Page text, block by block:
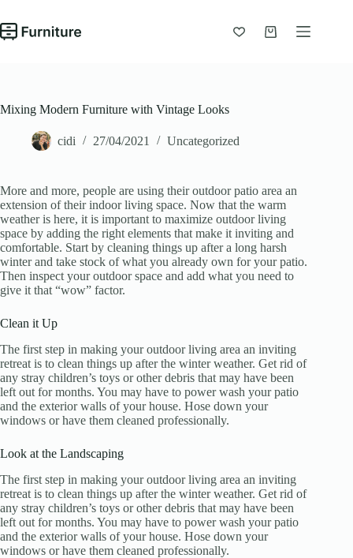
đến
phần
Giỏ
Mixing Modern Furniture with Vintage Looks
cidi 27/04/2021 Uncategorized
More and more, people are using their outdoor patio area an
extension of their indoor living space. Now that the warm
weather is here, it is important to maximize outdoor living
space by adding the right elements that make it inviting and
comfortable. Start by cleaning things up after a long harsh
winter and take stock of what you already own for your patio.
Then inspect your outdoor space and add what you need to
give it that “wow” factor.
Clean it Up
The first step in making your outdoor living area an inviting
retreat is to clean things up after the winter weather. Get rid of
any stray children’s toys or other debris that may have been
left out for months. You may have to power wash your patio
and the exterior walls of your house. Hose down your
windows or have them cleaned professionally.
Look at the Landscaping
The first step in making your outdoor living area an inviting
retreat is to clean things up after the winter weather. Get rid of
any stray children’s toys or other debris that may have been
left out for months. You may have to power wash your patio
and the exterior walls of your house. Hose down your
windows or have them cleaned professionally.